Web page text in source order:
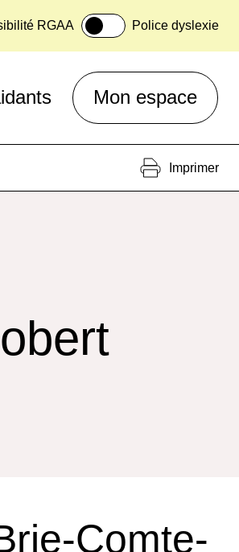
RGAA Police dyslexie
Mon espace
Imprimer
Comte-